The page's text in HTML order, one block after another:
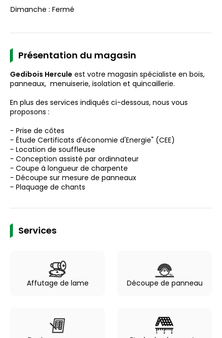
Dimanche : Fermé
Présentation du magasin
Gedibois Hercule est votre magasin spécialiste en bois,
panneaux, menuiserie, isolation et quincaillerie.
En plus des services indiqués ci-dessous, nous vous
proposons :
- Prise de côtes
- Étude Certificats d'économie d'Energie" (CEE)
- Location de souffleuse
- Conception assisté par ordinnateur
- Coupe à longueur de charpente
- Découpe sur mesure de panneaux
- Plaquage de chants
Services
Affutage de lame Découpe de panneau